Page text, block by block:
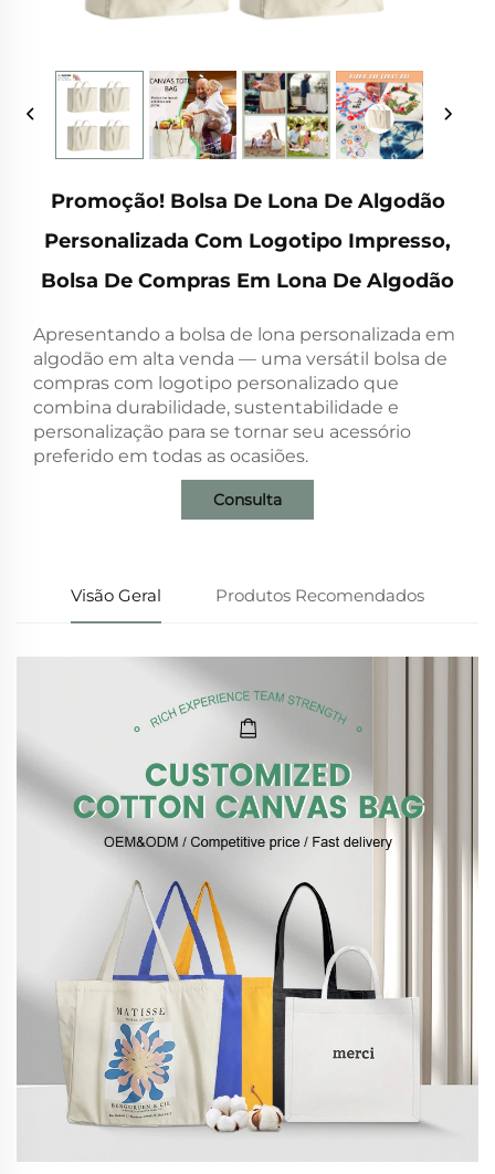
Promoção! Bolsa De Lona De Algodão
Personalizada Com Logotipo Impresso,
Bolsa De Compras Em Lona De Algodão
Apresentando a bolsa de lona personalizada em
algodão em alta venda — uma versátil bolsa de
compras com logotipo personalizado que
combina durabilidade, sustentabilidade e
personalização para se tornar seu acessório
preferido em todas as ocasiões.
Consulta
Visão Geral Produtos Recomendados